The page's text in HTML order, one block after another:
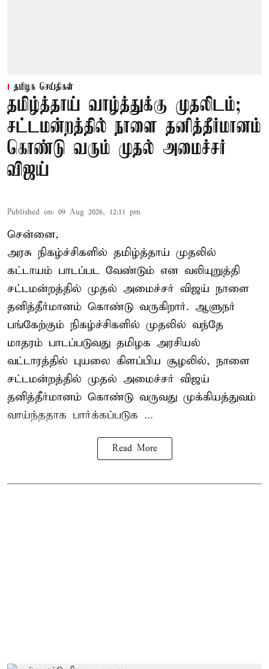
தமிழக செய்திகள்
தமிழ்த்தாய் வாழ்த்துக்கு முதலிடம்;
சட்டமன்றத்தில் நாளை தனித்தீர்மானம்
கொண்டு வரும் முதல் அமைச்சர்
விஜய்
Published on: 09 Aug 2026, 12:11 pm
சென்னை,
அரசு நிகழ்ச்சிகளில் தமிழ்த்தாய் முதலில்
கட்டாயம் பாடப்பட வேண்டும் என வலியுறுத்தி
சட்டமன்றத்தில் முதல் அமைச்சர் விஜய் நாளை
தனித்தீர்மானம் கொண்டு வருகிறார். ஆளுநர்
பங்கேற்கும் நிகழ்ச்சிகளில் முதலில் வந்தே
மாதரம் பாடப்படுவது தமிழக அரசியல்
வட்டாரத்தில் புயலை கிளப்பிய சூழலில், நாளை
சட்டமன்றத்தில் முதல் அமைச்சர் விஜய்
தனித்தீர்மானம் கொண்டு வருவது முக்கியத்துவம்
வாய்ந்ததாக பார்க்கப்படுக ...
Read More